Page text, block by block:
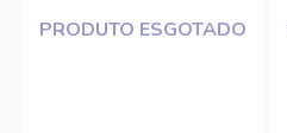
PRODUTO ESGOTADO